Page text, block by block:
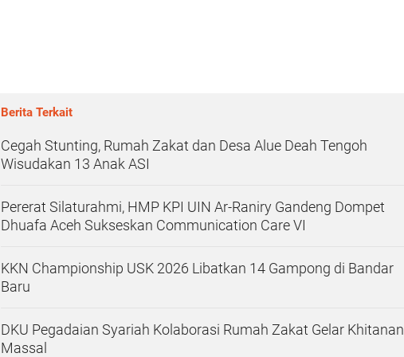
Berita Terkait
Cegah Stunting, Rumah Zakat dan Desa Alue Deah Tengoh
Wisudakan 13 Anak ASI
Pererat Silaturahmi, HMP KPI UIN Ar-Raniry Gandeng Dompet
Dhuafa Aceh Sukseskan Communication Care VI
KKN Championship USK 2026 Libatkan 14 Gampong di Bandar
Baru
DKU Pegadaian Syariah Kolaborasi Rumah Zakat Gelar Khitanan
Massal